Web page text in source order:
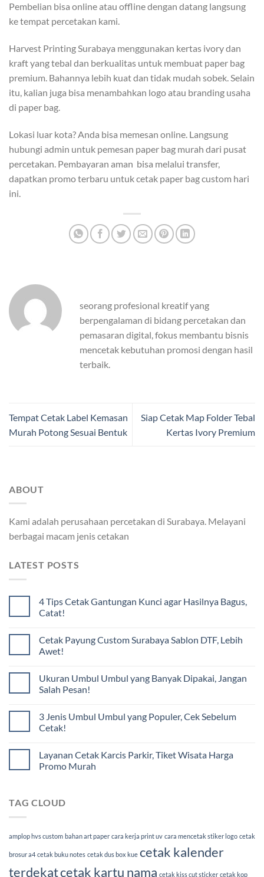
Pembelian bisa online atau offline dengan datang langsung
ke tempat percetakan kami.
Harvest Printing Surabaya menggunakan kertas ivory dan
kraft yang tebal dan berkualitas untuk membuat paper bag
premium. Bahannya lebih kuat dan tidak mudah sobek. Selain
itu, kalian juga bisa menambahkan logo atau branding usaha
di paper bag.
Lokasi luar kota? Anda bisa memesan online. Langsung
hubungi admin untuk pemesan paper bag murah dari pusat
percetakan. Pembayaran aman bisa melalui transfer,
dapatkan promo terbaru untuk cetak paper bag custom hari
ini.
seorang profesional kreatif yang
berpengalaman di bidang percetakan dan
pemasaran digital, fokus membantu bisnis
mencetak kebutuhan promosi dengan hasil
terbaik.
Tempat Cetak Label Kemasan
Murah Potong Sesuai Bentuk
Siap Cetak Map Folder Tebal
Kertas Ivory Premium
ABOUT
Kami adalah perusahaan percetakan di Surabaya. Melayani
berbagai macam jenis cetakan
LATEST POSTS
4 Tips Cetak Gantungan Kunci agar Hasilnya Bagus,
Catat!
Cetak Payung Custom Surabaya Sablon DTF, Lebih
Awet!
Ukuran Umbul Umbul yang Banyak Dipakai, Jangan
Salah Pesan!
3 Jenis Umbul Umbul yang Populer, Cek Sebelum
Cetak!
Layanan Cetak Karcis Parkir, Tiket Wisata Harga
Promo Murah
TAG CLOUD
amplop hvs custom bahan art paper cara kerja print uv cara mencetak stiker logo cetak
brosur a4 cetak buku notes cetak dus box kue cetak kalender
terdekatcetak kartu nama cetak kiss cut sticker cetak kop